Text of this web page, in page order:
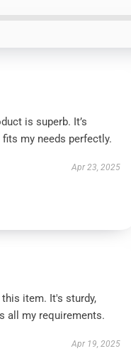
is superb. It’s
my needs perfectly.
Apr 23, 2025
item. It's sturdy,
all my requirements.
Apr 19, 2025